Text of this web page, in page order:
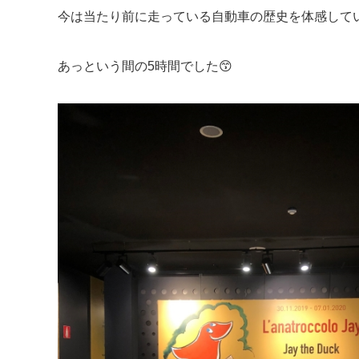
今は当たり前に走っている自動車の歴史を体感して
あっという間の5時間でした😙